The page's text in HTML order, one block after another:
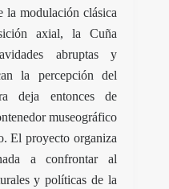
la modulación clásica
axial, la Cuña
abruptas y
la percepción del
deja entonces de
museográfico
El proyecto organiza
a confrontar al
y políticas de la